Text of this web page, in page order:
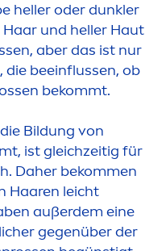
heller oder dunkler
und heller Haut
aber das ist nur
die beeinflussen, ob
bekommt.
Bildung von
ist gleichzeitig für
Daher bekommen
Haaren leicht
außerdem eine
gegenüber der